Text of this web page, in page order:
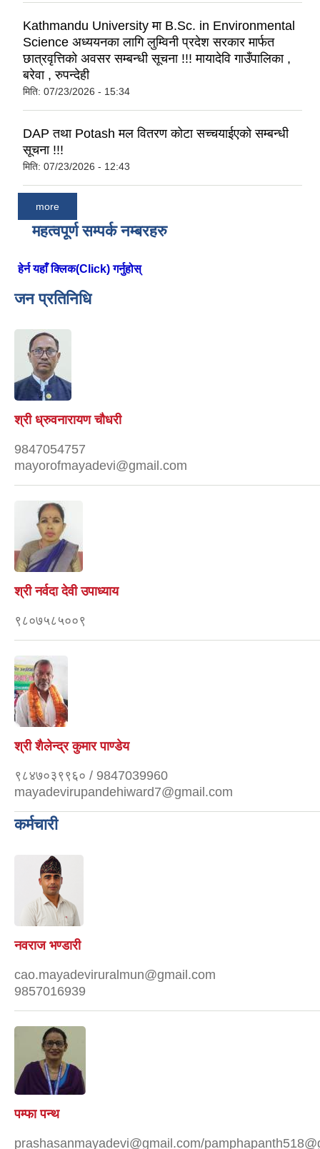
Kathmandu University मा B.Sc. in Environmental
Science अध्ययनका लागि लुम्विनी प्रदेश सरकार मार्फत
छात्रवृत्तिको अवसर सम्बन्धी सूचना !!! मायादेवि गाउँपालिका ,
बरेवा , रुपन्देही
मिति: 07/23/2026 - 15:34
DAP तथा Potash मल वितरण कोटा सच्चयाईएको सम्बन्धी
सूचना !!!
मिति: 07/23/2026 - 12:43
more
महत्वपूर्ण सम्पर्क नम्बरहरु
हेर्न यहाँ क्लिक(Click) गर्नुहोस्
जन प्रतिनिधि
श्री ध्रुवनारायण चौधरी
9847054757
mayorofmayadevi@gmail.com
श्री नर्वदा देवी उपाध्याय
९८०७५८५००९
श्री शैलेन्द्र कुमार पाण्डेय
९८४७०३९९६० / 9847039960
mayadevirupandehiward7@gmail.com
कर्मचारी
नवराज भण्डारी
cao.mayadeviruralmun@gmail.com
9857016939
पम्फा पन्थ
prashasanmayadevi@gmail.com/